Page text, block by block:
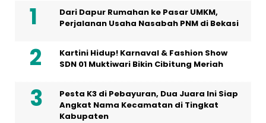
Dari Dapur Rumahan ke Pasar UMKM,
Perjalanan Usaha Nasabah PNM di Bekasi
Kartini Hidup! Karnaval & Fashion Show
SDN 01 Muktiwari Bikin Cibitung Meriah
Pesta K3 di Pebayuran, Dua Juara Ini Siap
Angkat Nama Kecamatan di Tingkat
Kabupaten